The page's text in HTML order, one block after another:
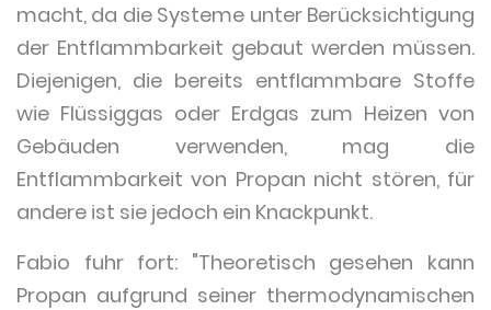
macht, da die Systeme unter Berücksichtigung
der Entflammbarkeit gebaut werden müssen.
Diejenigen, die bereits entflammbare Stoffe
wie Flüssiggas oder Erdgas zum Heizen von
Gebäuden verwenden, mag die
Entflammbarkeit von Propan nicht stören, für
andere ist sie jedoch ein Knackpunkt.
Fabio fuhr fort: "Theoretisch gesehen kann
Propan aufgrund seiner thermodynamischen